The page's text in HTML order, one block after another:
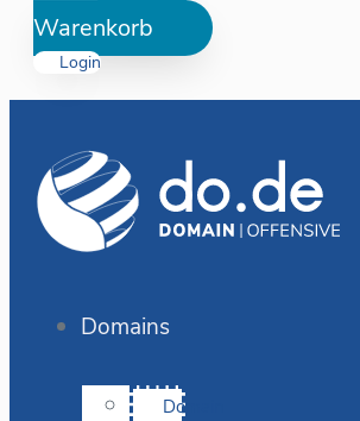
Warenkorb
Login
Domains
Domain